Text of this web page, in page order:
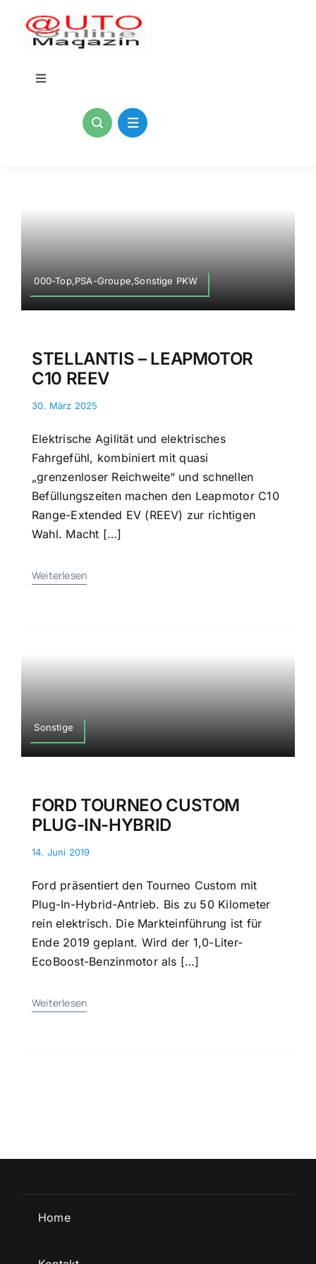
Inhalt
springen
Toggle
Datenschutzerklärung
000-Top,PSA-Groupe,Sonstige PKW
STELLANTIS – LEAPMOTOR
C10 REEV
30. März 2025
Elektrische Agilität und elektrisches
Fahrgefühl, kombiniert mit quasi
„grenzenloser Reichweite“ und schnellen
Befüllungszeiten machen den Leapmotor C10
Range-Extended EV (REEV) zur richtigen
Wahl. Macht […]
Weiterlesen
Sonstige
FORD TOURNEO CUSTOM
PLUG-IN-HYBRID
14. Juni 2019
Ford präsentiert den Tourneo Custom mit
Plug-In-Hybrid-Antrieb. Bis zu 50 Kilometer
rein elektrisch. Die Markteinführung ist für
Ende 2019 geplant. Wird der 1,0-Liter-
EcoBoost-Benzinmotor als […]
Weiterlesen
Home